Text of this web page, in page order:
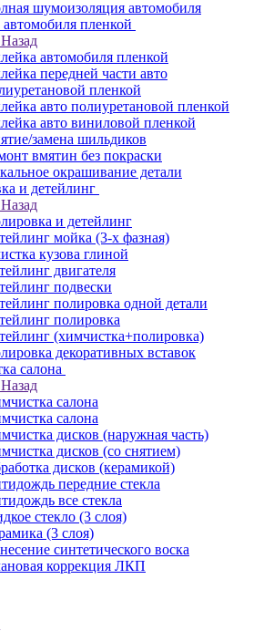
шумоизоляция автомобиля
пленкой
Назад
автомобиля пленкой
передней части авто
пленкой
авто полиуретановой пленкой
авто виниловой пленкой
замена шильдиков
вмятин без покраски
окрашивание детали
и детейлинг
Назад
и детейлинг
мойка (3-х фазная)
кузова глиной
двигателя
подвески
полировка одной детали
полировка
(химчистка+полировка)
декоративных вставок
салона
Назад
салона
салона
дисков (наружная часть)
дисков (со снятием)
дисков (керамикой)
передние стекла
все стекла
стекло (3 слоя)
(3 слоя)
синтетического воска
коррекция ЛКП